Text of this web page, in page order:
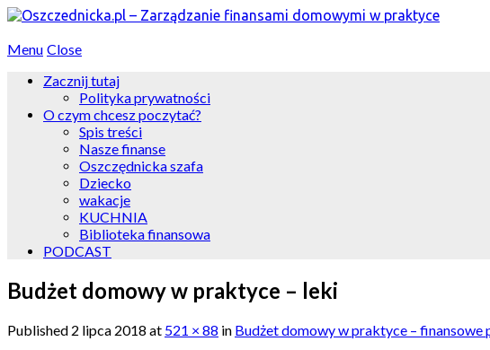
Menu Close
Zacznij tutaj
Polityka prywatności
O czym chcesz poczytać?
Spis treści
Nasze finanse
Oszczędnicka szafa
Dziecko
wakacje
KUCHNIA
Biblioteka finansowa
PODCAST
Budżet domowy w praktyce – leki
Published 2 lipca 2018 at 521 × 88 in Budżet domowy w praktyce – finansowe